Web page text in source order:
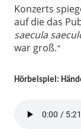
Konzerts
auf die das
saecula
war groß.“
Hörbeispiel: